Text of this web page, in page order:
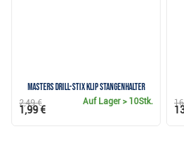
Masters Drill-Stix Klip Stangenhalter
Auf Lager> 10Stk.
2,49 €
1,99 €